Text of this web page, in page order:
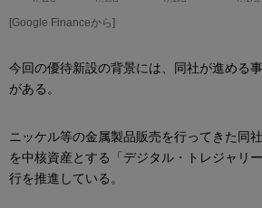
[Google Financeから]
今回の優待新設の背景には、同社が進める
がある。
ニッケル等の金属製品販売を行ってきた同
を中核資産とする「デジタル・トレジャリ
行を推進している。